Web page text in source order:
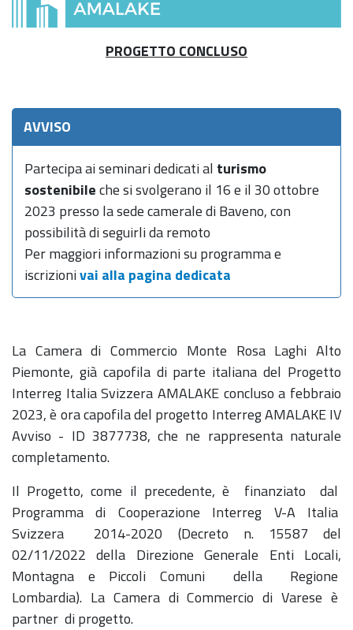
PROGETTO CONCLUSO
AVVISO
Partecipa ai seminari dedicati al turismo
sostenibileche si svolgerano il 16 e il 30 ottobre
2023 presso la sede camerale di Baveno, con
possibilità di seguirli da remoto
Per maggiori informazioni su programma e
iscrizionivai alla pagina dedicata
La Camera di Commercio Monte Rosa Laghi Alto
Piemonte, già capofila di parte italiana del Progetto
Interreg Italia Svizzera AMALAKE concluso a febbraio
2023, è ora capofila del progetto Interreg AMALAKE IV
Avviso - ID 3877738, che ne rappresenta naturale
completamento.
Il Progetto, come il precedente, è finanziato dal
Programma di Cooperazione Interreg V-A Italia
Svizzera 2014-2020 (Decreto n. 15587 del
02/11/2022 della Direzione Generale Enti Locali,
Montagna e Piccoli Comuni della Regione
Lombardia). La Camera di Commercio di Varese è
partner di progetto.